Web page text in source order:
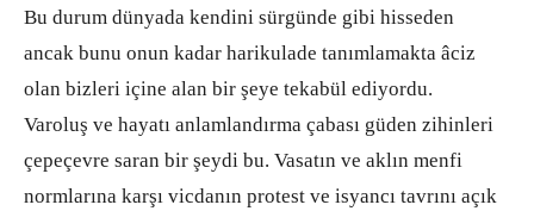
Bu durum dünyada kendini sürgünde gibi hisseden
ancak bunu onun kadar harikulade tanımlamakta âciz
olan bizleri içine alan bir şeye tekabül ediyordu.
Varoluş ve hayatı anlamlandırma çabası güden zihinleri
çepeçevre saran bir şeydi bu. Vasatın ve aklın menfi
normlarına karşı vicdanın protest ve isyancı tavrını açık